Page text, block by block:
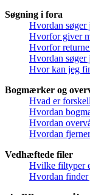
Søgning i fora
Hvordan søger
Hvorfor giver
Hvorfor
Hvordan søger
Hvor kan jeg
Bogmærker og
Hvad er
Hvordan
Hvordan
Hvordan
Vedhæftede filer
Hvilke filtyper
Hvordan